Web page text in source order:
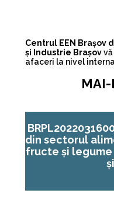
Centrul EEN Brașov
și Industrie Brașovvă
afaceri la nivel
MAI-
din sectorul
fructe și